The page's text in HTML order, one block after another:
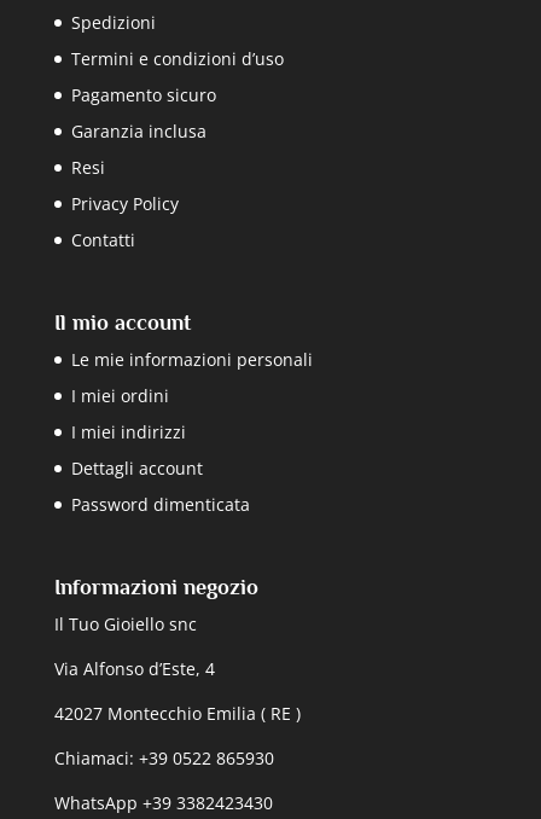
Spedizioni
Termini e condizioni d’uso
Pagamento sicuro
Garanzia inclusa
Resi
Privacy Policy
Contatti
Il mio account
Le mie informazioni personali
I miei ordini
I miei indirizzi
Dettagli account
Password dimenticata
Informazioni negozio
Il Tuo Gioiello snc
Via Alfonso d’Este, 4
42027 Montecchio Emilia ( RE )
Chiamaci: +39 0522 865930
WhatsApp +39 3382423430